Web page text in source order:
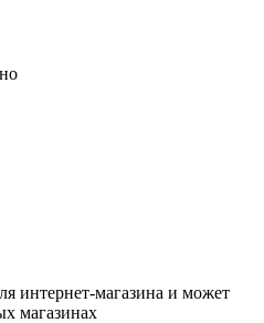
интернет-магазина и может
магазинах